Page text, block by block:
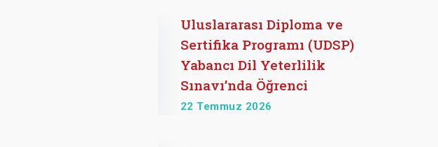
Uluslararası Diploma ve
Sertifika Programı (UDSP)
Yabancı Dil Yeterlilik
Sınavı’nda Öğrenci
22 Temmuz 2026